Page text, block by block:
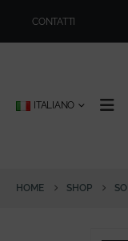
CONTATTI
ai€ 50,00
ITALIANO
HOME SHOP